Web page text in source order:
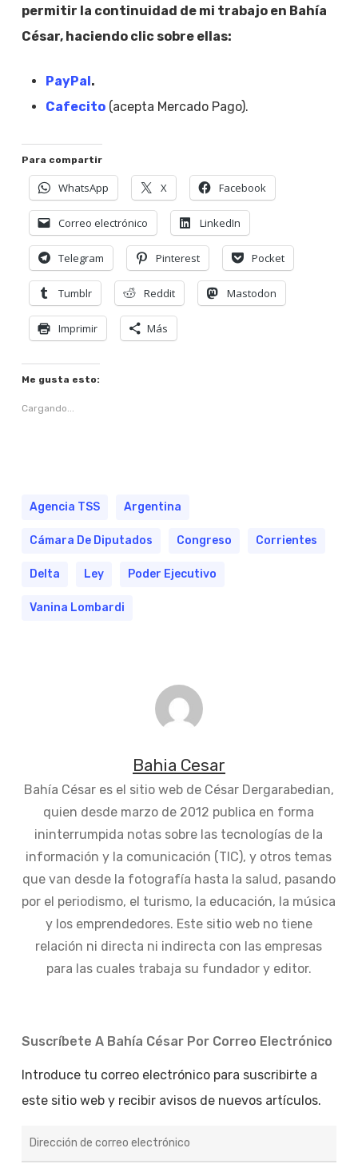
permitir la continuidad de mi trabajo en Bahía
César, haciendo clic sobre ellas:
PayPal.
Cafecito(acepta Mercado Pago).
Para compartir
WhatsApp X Facebook
Correo electrónico LinkedIn
Telegram Pinterest Pocket
Tumblr Reddit Mastodon
Imprimir Más
Me gusta esto:
Cargando...
Agencia TSS Argentina
Cámara De Diputados Congreso Corrientes
Delta Ley Poder Ejecutivo
Vanina Lombardi
Bahia Cesar
Bahía César es el sitio web de César Dergarabedian,
quien desde marzo de 2012 publica en forma
ininterrumpida notas sobre las tecnologías de la
información y la comunicación (TIC), y otros temas
que van desde la fotografía hasta la salud, pasando
por el periodismo, el turismo, la educación, la música
y los emprendedores. Este sitio web no tiene
relación ni directa ni indirecta con las empresas
para las cuales trabaja su fundador y editor.
Suscríbete A Bahía César Por Correo Electrónico
Introduce tu correo electrónico para suscribirte a
este sitio web y recibir avisos de nuevos artículos.
de